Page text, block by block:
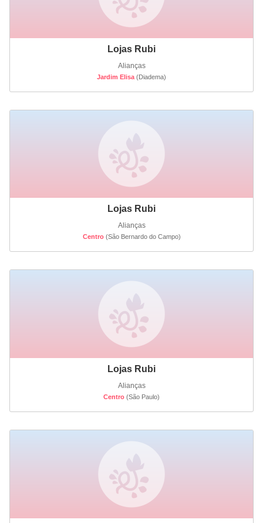
Lojas Rubi
Alianças
Jardim Elisa (Diadema)
Lojas Rubi
Alianças
Centro(São Bernardo do Campo)
Lojas Rubi
Alianças
Centro (São Paulo)